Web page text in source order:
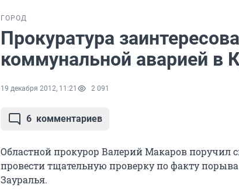
ГОРОД
Прокуратура
коммунальной аварией в
19 декабря 2012, 11:21 2 091
6 комментариев
Областной прокурор Валерий Макаров поручил
провести тщательную проверку по факту
Зауралья.